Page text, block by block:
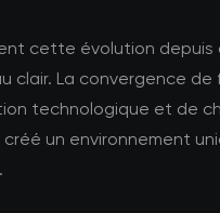
cette évolution depuis
clair. La convergence de
technologique et de
un environnement